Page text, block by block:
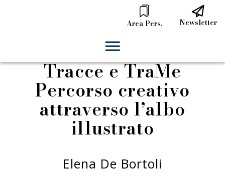
Area Pers. Newsletter
Tracce e TraMe
Percorso creativo
attraverso l’albo
illustrato
Elena De Bortoli